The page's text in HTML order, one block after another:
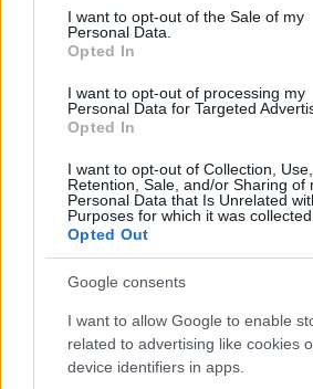
consent section.
I want to opt-out of the Sale of my
Personal Data.
Opted In
I want to opt-out of processing my
Personal Data for Targeted
Opted In
I want to opt-out of Collection, Use,
Retention, Sale, and/or Sharing of
Personal Data that Is Unrelated
Purposes for which it was collected.
Opted Out
Google consents
I want to allow Google to enable
related to advertising like cookies
device identifiers in apps.